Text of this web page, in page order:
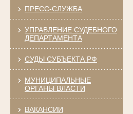
ПРЕСС-СЛУЖБА
УПРАВЛЕНИЕ СУДЕБНОГО
ДЕПАРТАМЕНТА
СУДЫ СУБЪЕКТА РФ
МУНИЦИПАЛЬНЫЕ
ОРГАНЫ ВЛАСТИ
ВАКАНСИИ